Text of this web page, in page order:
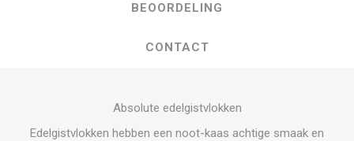
BEOORDELING
CONTACT
Absolute edelgistvlokken
Edelgistvlokken hebben een noot-kaas achtige smaak en